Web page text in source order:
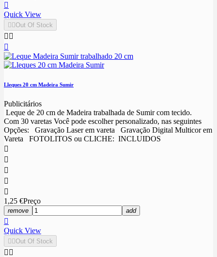

Quick View
 Out Of Stock
 

Lleques 20 cm Madeira Sumir
Publicitários
Leque de 20 cm de Madeira trabalhada de Sumir com tecido.
Com 30 varetas Você pode escolher personalizado, nas seguintes
Opções: Gravação Laser em vareta Gravação Digital Multicor em
Vareta FOTOLITOS ou CLICHE: INCLUIDOS





1,25 €Preço
remove add

Quick View
 Out Of Stock
 